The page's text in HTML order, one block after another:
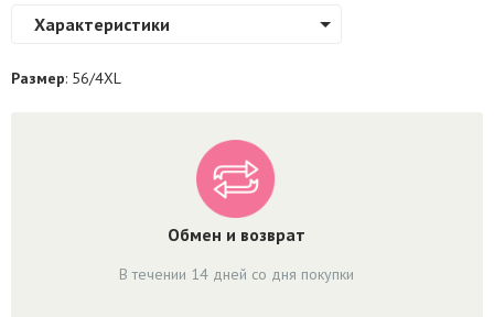
Обмен и возврат
В течении 14 дней со дня покупки
Характеристики
Размер: 56/4XL